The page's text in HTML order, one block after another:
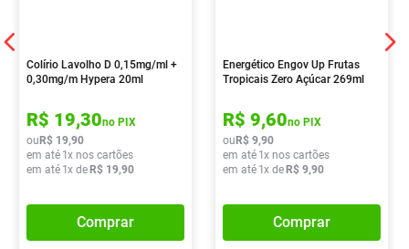
Colírio Lavolho D 0,15mg/ml +
0,30mg/m Hypera 20ml
R$ 19,30no PIX
ou R$ 19,90
em até 1x nos cartões
em até 1x de R$ 19,90
Comprar
Energético Engov Up Frutas
Tropicais Zero Açúcar 269ml
R$ 9,60no PIX
ou R$ 9,90
em até 1x nos cartões
em até 1x de R$ 9,90
Comprar